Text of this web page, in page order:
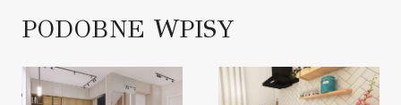
PODOBNE WPISY